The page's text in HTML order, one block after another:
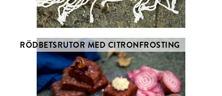
RÖDBETSRUTOR MED CITRONFROSTING